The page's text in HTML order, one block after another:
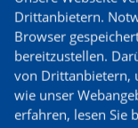
DU
Drittanbietern.
Browser
bereitzustellen.
von Drittanbietern,
wie unser
erfahren, lesen Sie